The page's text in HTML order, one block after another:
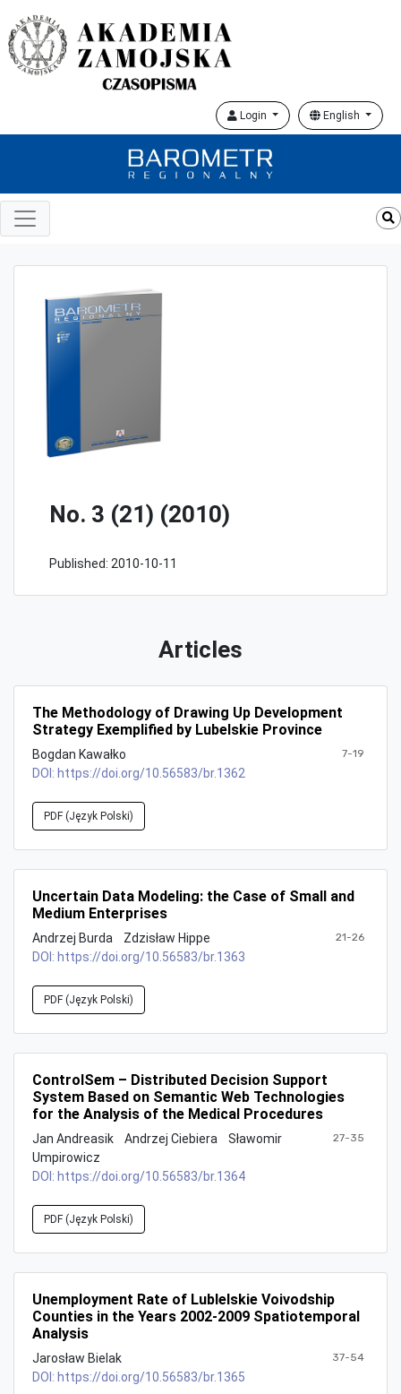
Login English
No. 3 (21) (2010)
Published: 2010-10-11
Articles
The Methodology of Drawing Up Development
Strategy Exemplified by Lubelskie Province
Bogdan Kawałko 7-19
DOI: https://doi.org/10.56583/br.1362
PDF (Język Polski)
Uncertain Data Modeling: the Case of Small and
Medium Enterprises
Andrzej Burda Zdzisław Hippe 21-26
DOI: https://doi.org/10.56583/br.1363
PDF (Język Polski)
ControlSem – Distributed Decision Support
System Based on Semantic Web Technologies
for the Analysis of the Medical Procedures
Jan Andreasik Andrzej Ciebiera
Sławomir
Umpirowicz
27-35
DOI: https://doi.org/10.56583/br.1364
PDF (Język Polski)
Unemployment Rate of Lublelskie Voivodship
Counties in the Years 2002-2009 Spatiotemporal
Analysis
Jarosław Bielak 37-54
DOI: https://doi.org/10.56583/br.1365